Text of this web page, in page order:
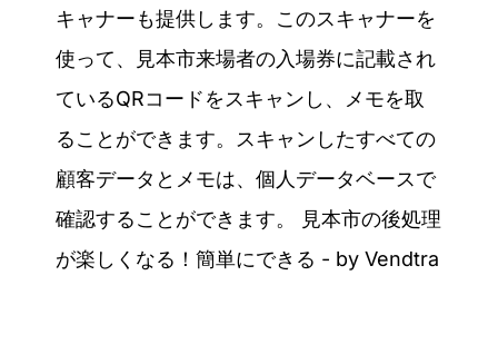
キャナーも提供します。このスキャナーを
使って、見本市来場者の入場券に記載され
ているQRコードをスキャンし、メモを取
ることができます。スキャンしたすべての
顧客データとメモは、個人データベースで
確認することができます。
見本市の後処理
が楽しくなる！簡単にできる - by Vendtra